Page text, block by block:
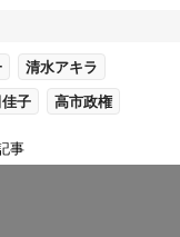
清水アキラ
子 高市政権
事